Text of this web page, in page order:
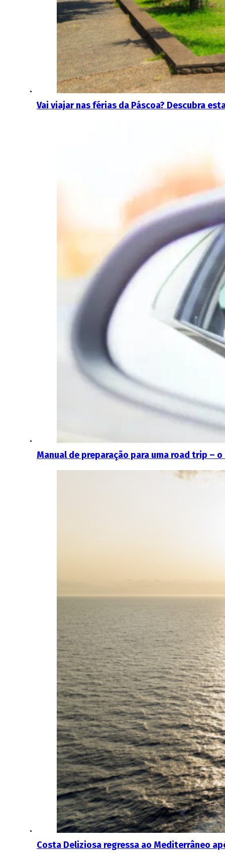
Vai viajar nas férias da Páscoa? Descubra
Manual de preparação para uma road trip –
Costa Deliziosa regressa ao Mediterrâneo